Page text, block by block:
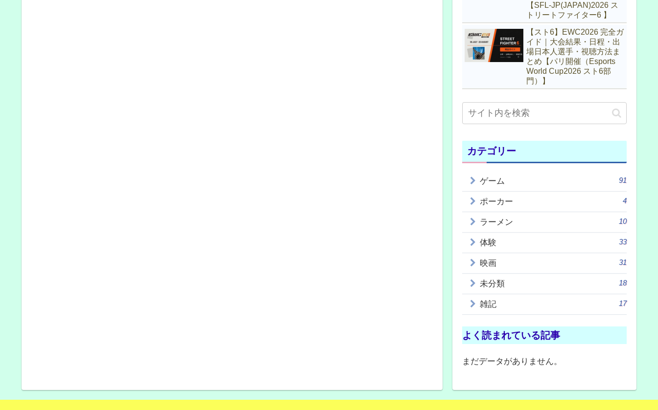
【SFL-JP(JAPAN)2026 ス
トリートファイター6 】
【スト6】EWC2026 完全ガ
イド｜大会結果・日程・出
場日本人選手・視聴方法ま
とめ【パリ開催（Esports
World Cup2026 スト6部
門）】
カテゴリー
ゲーム 91
ポーカー 4
ラーメン 10
体験 33
映画 31
未分類 18
雑記 17
よく読まれている記事
まだデータがありません。